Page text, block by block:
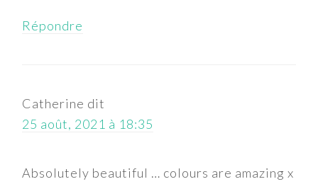
Répondre
Catherine dit
25 août, 2021 à 18:35
Absolutely beautiful … colours are amazing x